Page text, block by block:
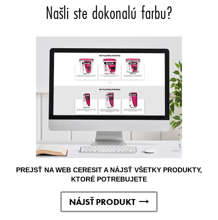
Našli ste dokonalú farbu?
PREJSŤ NA WEB CERESIT A NÁJSŤ VŠETKY PRODUKTY,
KTORÉ POTREBUJETE
NÁJSŤ PRODUKT